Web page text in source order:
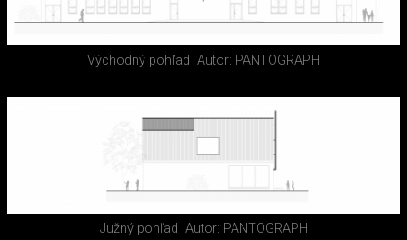
Východný pohľad Autor: PANTOGRAPH
Južný pohľad Autor: PANTOGRAPH